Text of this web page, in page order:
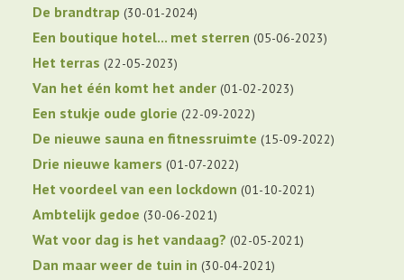
De brandtrap 30-01-2024
Een boutique hotel... met sterren 05-06-2023
Het terras 22-05-2023
Van het één komt het ander 01-02-2023
Een stukje oude glorie 22-09-2022
De nieuwe sauna en fitnessruimte 15-09-2022
Drie nieuwe kamers 01-07-2022
Het voordeel van een lockdown 01-10-2021
Ambtelijk gedoe 30-06-2021
Wat voor dag is het vandaag? 02-05-2021
Dan maar weer de tuin in 30-04-2021